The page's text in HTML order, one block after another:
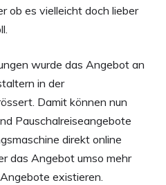
ob es vielleicht doch lieber
wurde das Angebot an
in der
Damit können nun
Pauschalreiseangebote
direkt online
das Angebot umso mehr
existieren.